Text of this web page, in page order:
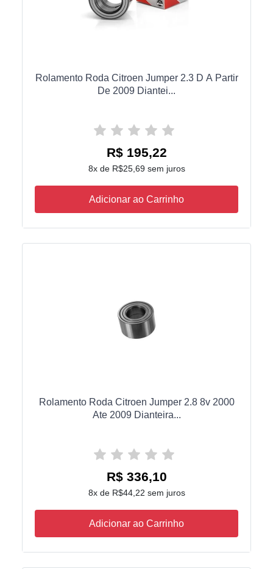
Rolamento Roda Citroen Jumper 2.3 D A Partir
De 2009 Diantei...
R$ 195,22
8x de R$25,69 sem juros
Adicionar ao Carrinho
Rolamento Roda Citroen Jumper 2.8 8v 2000
Ate 2009 Dianteira...
R$ 336,10
8x de R$44,22 sem juros
Adicionar ao Carrinho